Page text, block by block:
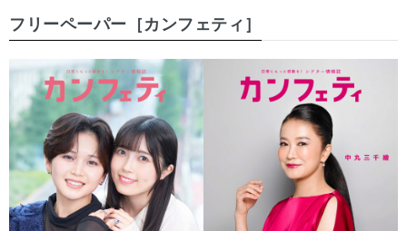
フリーペーパー［カンフェティ］